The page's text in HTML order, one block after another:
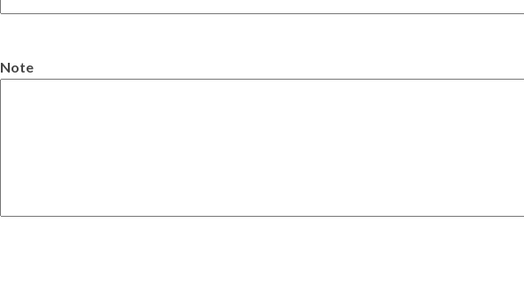
Note